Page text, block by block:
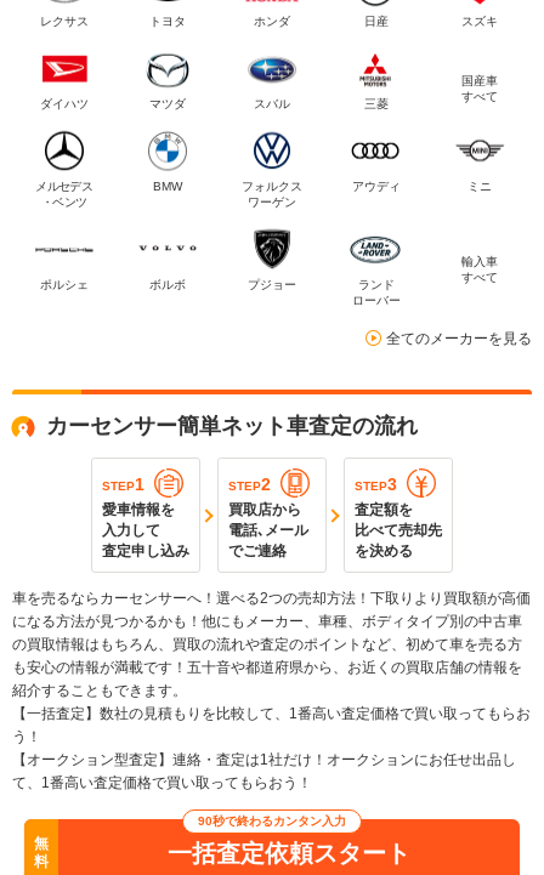
レクサス トヨタ ホンダ 日産 スズキ
ダイハツ マツダ スバル 三菱
国産車
すべて
メルセデス
・ベンツ
BMW
フォルクス
ワーゲン
アウディ ミニ
ポルシェ ボルボ プジョー
ランド
ローバー
輸入車
すべて
全てのメーカーを見る
カーセンサー簡単ネット車査定の流れ
STEP1
愛車情報を
入力して
査定申し込み
STEP2
買取店から
電話､メール
でご連絡
STEP3
査定額を
比べて売却先
を決める
車を売るならカーセンサーへ！選べる2つの売却方法！下取りより買取額が高価
になる方法が見つかるかも！他にもメーカー、車種、ボディタイプ別の中古車
の買取情報はもちろん、買取の流れや査定のポイントなど、初めて車を売る方
も安心の情報が満載です！五十音や都道府県から、お近くの買取店舗の情報を
紹介することもできます。
【一括査定】数社の見積もりを比較して、1番高い査定価格で買い取ってもらお
う！
【オークション型査定】連絡・査定は1社だけ！オークションにお任せ出品し
て、1番高い査定価格で買い取ってもらおう！
無
料
90秒で終わるカンタン入力
一括査定依頼スタート